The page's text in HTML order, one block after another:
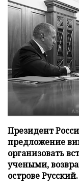
Президент
предложение
организовать
учеными,
острове Русский.